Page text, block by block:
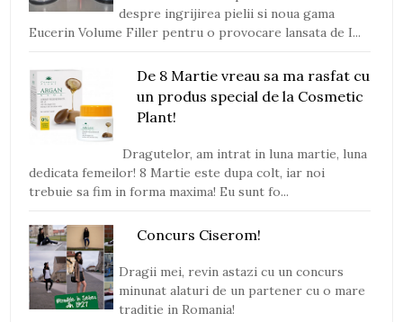
despre ingrijirea pielii si noua gama
Eucerin Volume Filler pentru o provocare lansata de I...
De 8 Martie vreau sa ma rasfat cu
un produs special de la Cosmetic
Plant!
Dragutelor, am intrat in luna martie, luna
dedicata femeilor! 8 Martie este dupa colt, iar noi
trebuie sa fim in forma maxima! Eu sunt fo...
Concurs Ciserom!
Dragii mei, revin astazi cu un concurs
minunat alaturi de un partener cu o mare
traditie in Romania!